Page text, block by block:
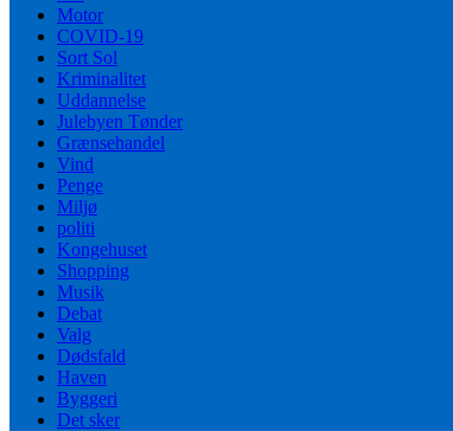
Motor
COVID-19
Sort Sol
Kriminalitet
Uddannelse
Julebyen Tønder
Grænsehandel
Vind
Penge
Miljø
politi
Kongehuset
Shopping
Musik
Debat
Valg
Dødsfald
Haven
Byggeri
Det sker